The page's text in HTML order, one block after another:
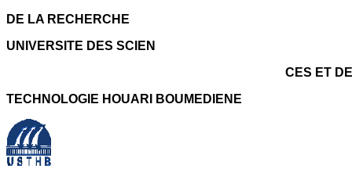
DE LA RECHERCHE
UNIVERSITE DES SCIEN
CES ET
TECHNOLOGIE HOUARI BOUMEDIENE